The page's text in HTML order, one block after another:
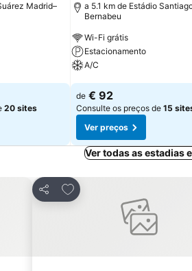
Madrid–
20 sites
a 5.1 km de Estádio
Bernabeu
Wi-Fi grátis
Estacionamento
A/C
Ver preços
de € 92
Consulte os preços de 15
Ver preços
Ver todas as estadias
Partilhar
Adicionar aos favoritos